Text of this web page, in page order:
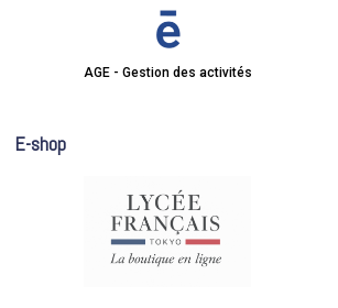
AGE - Gestion des activités
E-shop